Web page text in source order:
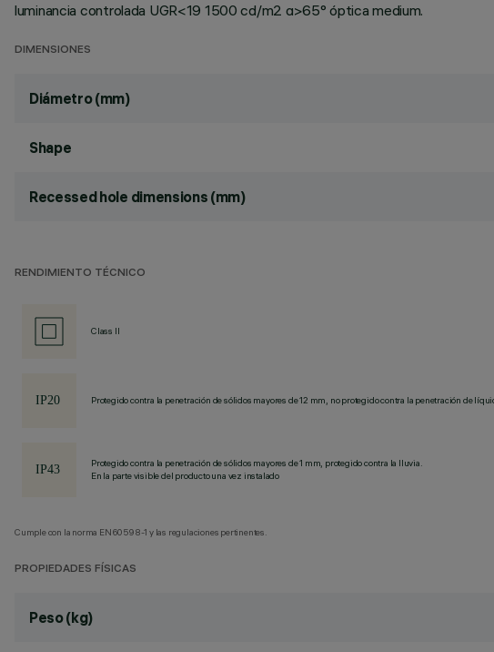
luminancia controlada UGR<19 1500 cd/m2 α>65° óptica medium.
DIMENSIONES
Diámetro (mm)
Shape
Recessed hole dimensions (mm)
RENDIMIENTO TÉCNICO
Class II
Protegido contra la penetración de sólidos mayores de 12 mm, no protegido contra la penetración de
Protegido contra la penetración de sólidos mayores de 1 mm, protegido contra la lluvia.
En la parte visible del producto una vez instalado
Cumple con la norma EN60598-1 y las regulaciones pertinentes.
PROPIEDADES FÍSICAS
Peso (kg)